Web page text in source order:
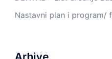
Nastavni plan i program/